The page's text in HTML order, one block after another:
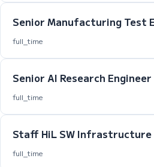
Senior Manufacturing Test
full_time
Senior AI Research Engineer
full_time
Staff HiL SW Infrastructure
full_time